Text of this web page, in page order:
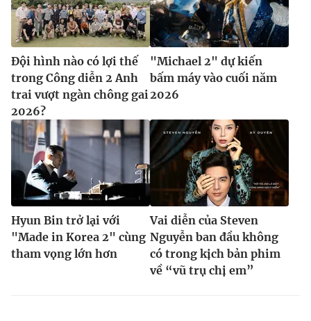
Đội hình nào có lợi thế
trong Công diễn 2 Anh
trai vượt ngàn chông gai
2026?
"Michael 2" dự kiến
bấm máy vào cuối năm
2026
Hyun Bin trở lại với
"Made in Korea 2" cùng
tham vọng lớn hơn
Vai diễn của Steven
Nguyễn ban đầu không
có trong kịch bản phim
về “vũ trụ chị em”